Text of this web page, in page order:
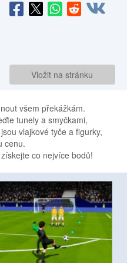
Vložit na stránku
všem překážkám.
tunely a smyčkami,
vlajkové tyče a figurky,
cenu.
co nejvíce bodů!